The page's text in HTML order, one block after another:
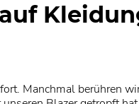
Manchmal berühren